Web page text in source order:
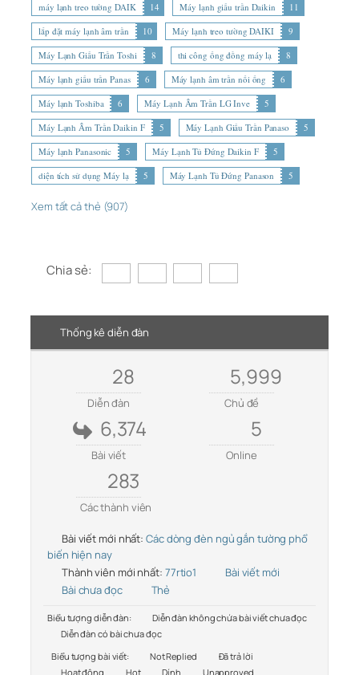
máy lạnh treo tường DAIK
14 Máy lạnh giấu trần Daikin
11
lắp đặt máy lạnh âm trần
10 Máy lạnh treo tường DAIKI
9
Máy Lạnh Giấu Trần Toshi
8 thi công ống đồng máy lạ
8
Máy lạnh giấu trần Panas
6 Máy lạnh âm trần nối ống
6
Máy lạnh Toshiba
6 Máy Lạnh Âm Trần LG Inve
5
Máy Lạnh Âm Trần Daikin F
5 Máy Lạnh Giấu Trần Panaso
5
Máy lạnh Panasonic
5 Máy Lạnh Tủ Đứng Daikin F
5
diện tích sử dụng Máy lạ
5 Máy Lạnh Tủ Đứng Panason 5
Xem tất cả thẻ (907)
Chia sẻ:
Thống kê diễn đàn
28
Diễn đàn
5,999
Chủ đề
6,374
Bài viết
5
Online
283
Các thành viên
Bài viết mới nhất: Các dòng đèn ngủ gắn tường phổ
biến hiện nay
Thành viên mới nhất: 77rtio1
Bài viết mới
Bài chưa đọc
Thẻ
Biểu tượng diễn đàn:
Diễn đàn không chứa bài viết chưa đọc
Diễn đàn có bài chưa đọc
Biểu tượng bài viết:
Not Replied
Đã trả lời
Hoạt động
Hot Dính Unapproved